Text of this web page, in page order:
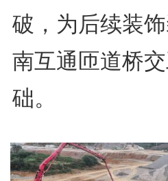
破，为后续装
南互通匝道桥
础。